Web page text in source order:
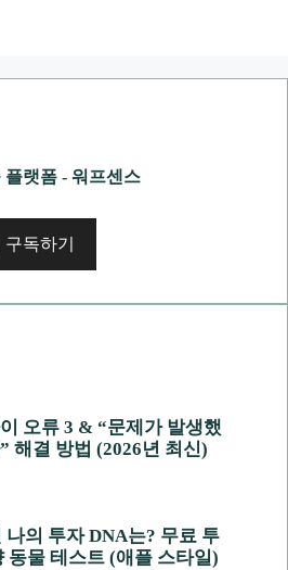
랫폼 - 워프센스
독하기
오류 3 & “문제가 발생했
해결 방법 (2026년 최신)
나의 투자 DNA는? 무료 투
동물 테스트 (애플 스타일)